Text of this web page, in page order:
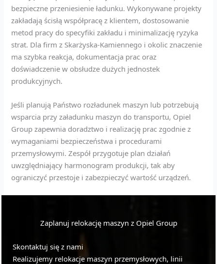
bezpieczne przeniesienie ładunku. Wykonywane projekty
zakładają ścisłą współpracę z klientem, dostosowanie
metod pracy do specyfiki zakładu i minimalizację ryzyka
strat. Dla firm z Skarżyska-Kamiennego i okolic znaczenie
ma szybka reakcja, dokumentacja prac oraz
doświadczenie w obsłudze dużych jednostek
produkcyjnych.
Jeśli planują Państwo rozładunek maszyn lub potrzebują
wsparcia przy załadunku maszyn do transportu, Opiel
Group zapewnia doradztwo i realizację prac zgodnie z
wymaganiami bezpieczeństwa i procedurami
przemysłowymi. Zespół przygotuje plan działań
uwzględniający harmonogram produkcji, tak aby
ograniczyć przestoje i zabezpieczyć wartość urządzeń.
Zaplanuj relokację maszyn z Opiel Group
Skontaktuj się z nami
Realizujemy relokacje maszyn przemysłowych, linii